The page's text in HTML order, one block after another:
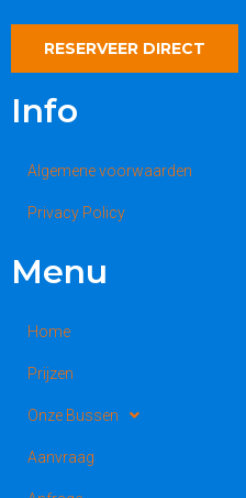
RESERVEER DIRECT
Info
Algemene voorwaarden
Privacy Policy
Menu
Home
Prijzen
Onze Bussen
Aanvraag